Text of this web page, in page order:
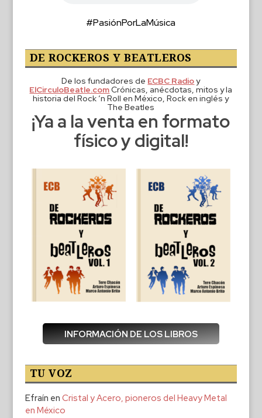
#PasiónPorLaMúsica
DE ROCKEROS Y BEATLEROS
De los fundadores de ECBC Radioy
ElCirculoBeatle.comCrónicas, anécdotas, mitos y la
historia del Rock ‘n Roll en México, Rock en inglés y
The Beatles
¡Ya a la venta en formato
físico y digital!
INFORMACIÓN DE LOS LIBROS
TU VOZ
Efraín en Cristal y Acero, pioneros del Heavy Metal
en México